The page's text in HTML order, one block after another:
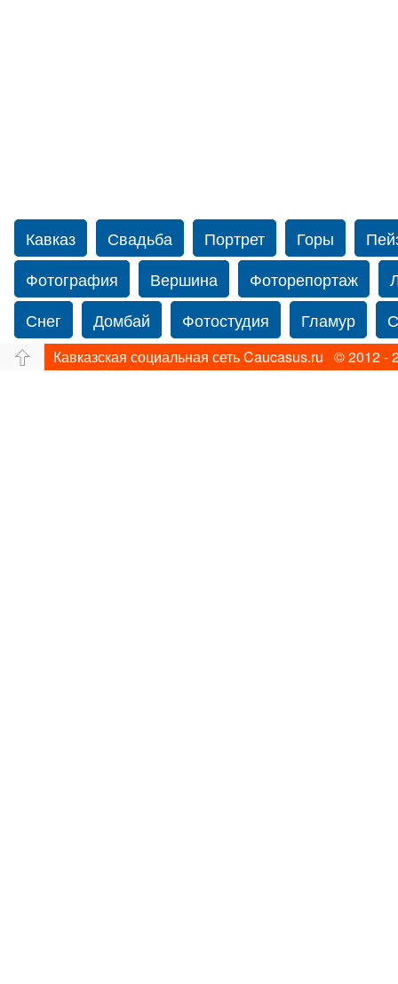
Кавказ Свадьба Портрет Горы
Фотография
Вершина Фоторепортаж
Снег
Домбай Фотостудия Гламур
Путешествие
Перевал Свадьба фото
Кавказская социальная сеть Caucasus.ru © 2012 -